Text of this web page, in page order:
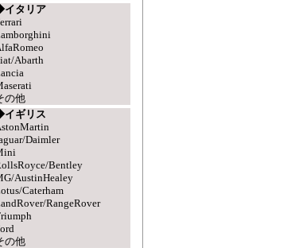
タリア
Abarth
の他
ギリス
Daimler
Bentley
AustinHealey
Caterham
RangeRover
の他